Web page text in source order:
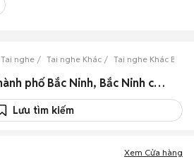
Tai nghe Tai nghe Khác Tai nghe Khác Bắc
3 Tai nghe Khac cũ Thành phố Bắc Ninh, Bắc Ninh chính hãng
Lưu tìm kiếm
Xem Cửa hàng